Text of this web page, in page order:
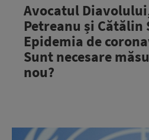
Avocatul
Petreanu și Cătălin
Epidemia de
Sunt necesare
nou?